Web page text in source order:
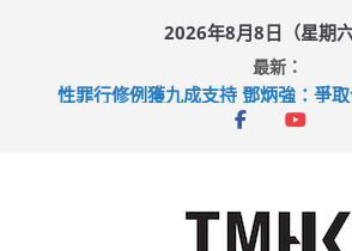
content
2026年8月8日（星期六
最新：
拜仁熱身賽挫維拉 啟德主
性罪行修例獲九成支持 鄧炳強：爭